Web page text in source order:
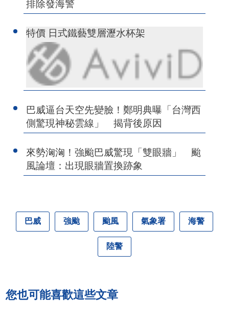
排除發海警
特價 日式鐵藝雙層瀝水杯架
巴威逼台天空先變臉！鄭明典曝「台灣西
側驚現神秘雲線」 揭背後原因
來勢洶洶！強颱巴威驚現「雙眼牆」 颱
風論壇：出現眼牆置換跡象
巴威 強颱 颱風 氣象署 海警
陸警
您也可能喜歡這些文章